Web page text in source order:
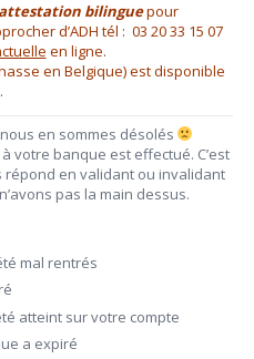
attestation bilinguepour
d’ADH tél : 03 20 33 15 07
en ligne.
en Belgique) est disponible
en sommes désolés
votre banque est effectué. C’est
répond en validant ou invalidant
pas la main dessus.
mal rentrés
atteint sur votre compte
a expiré